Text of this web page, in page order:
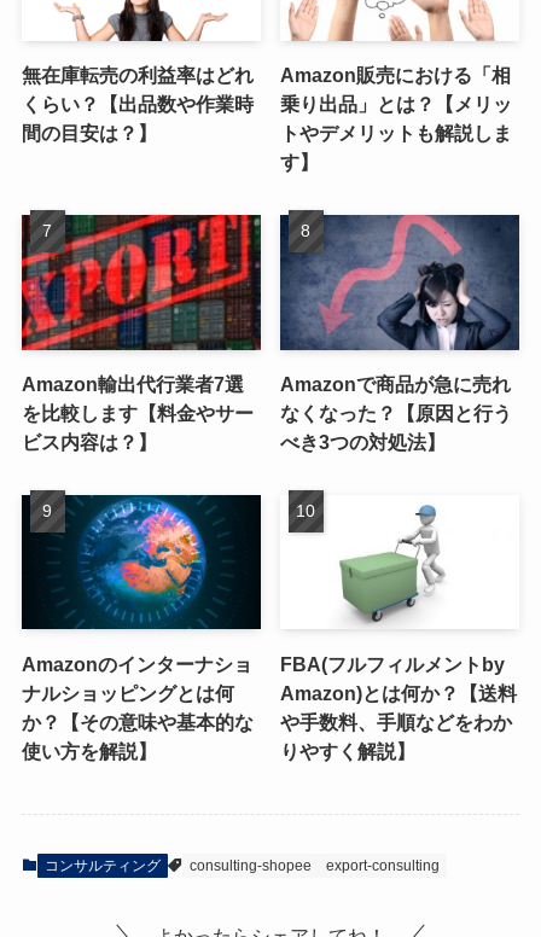
無在庫転売の利益率はどれ
くらい？【出品数や作業時
間の目安は？】
Amazon販売における「相
乗り出品」とは？【メリッ
トやデメリットも解説しま
す】
Amazon輸出代行業者7選
を比較します【料金やサー
ビス内容は？】
Amazonで商品が急に売れ
なくなった？【原因と行う
べき3つの対処法】
Amazonのインターナショ
ナルショッピングとは何
か？【その意味や基本的な
使い方を解説】
FBA(フルフィルメントby
Amazon)とは何か？【送料
や手数料、手順などをわか
りやすく解説】
コンサルティング consulting-shopee export-consulting